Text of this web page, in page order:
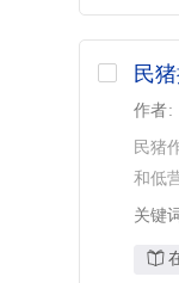
民
作者
民猪
和低
关键词